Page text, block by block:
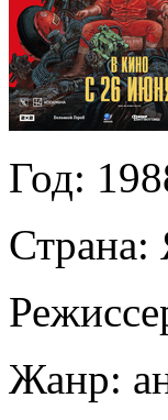
Год:
Страна:
Жанр: